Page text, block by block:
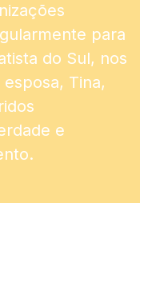
para
do Sul, nos
Tina,
e